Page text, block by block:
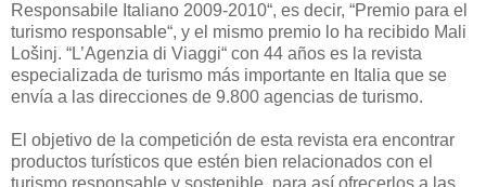
Responsabile Italiano 2009-2010“, es decir, “Premio para el
turismo responsable“, y el mismo premio lo ha recibido Mali
Lošinj. “L’Agenzia di Viaggi“ con 44 años es la revista
especializada de turismo más importante en Italia que se
envía a las direcciones de 9.800 agencias de turismo.
El objetivo de la competición de esta revista era encontrar
productos turísticos que estén bien relacionados con el